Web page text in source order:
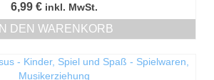
6,99 € inkl. MwSt.
IN DEN WARENKORB